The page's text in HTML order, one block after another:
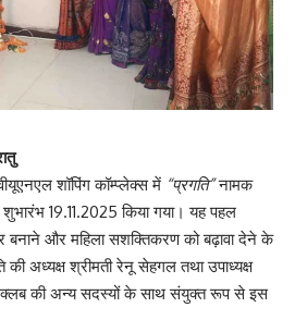
शॉपिंग कॉम्प्लेक्स में “प्रगति”नामक
शुभारंभ 19.11.2025 किया गया। यह पहल
बनाने और महिला सशक्तिकरण को बढ़ावा देने के
अध्यक्ष श्रीमती रेनू सेहगल तथा उपाध्यक्ष
क्लब की अन्य सदस्यों के साथ संयुक्त रूप से इस